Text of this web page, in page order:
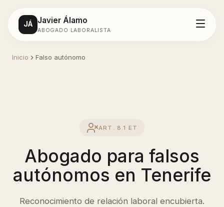
JÁ Javier Álamo
ABOGADO LABORALISTA
Incapacidad
Contacto
Inicio Falso autónomo
ART. 8.1 ET
Abogado para falsos
autónomos en Tenerife
Reconocimiento de relación laboral encubierta.